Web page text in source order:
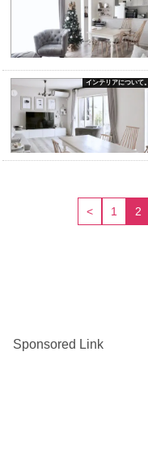
インテリアについて。
< 1 2
Sponsored Link